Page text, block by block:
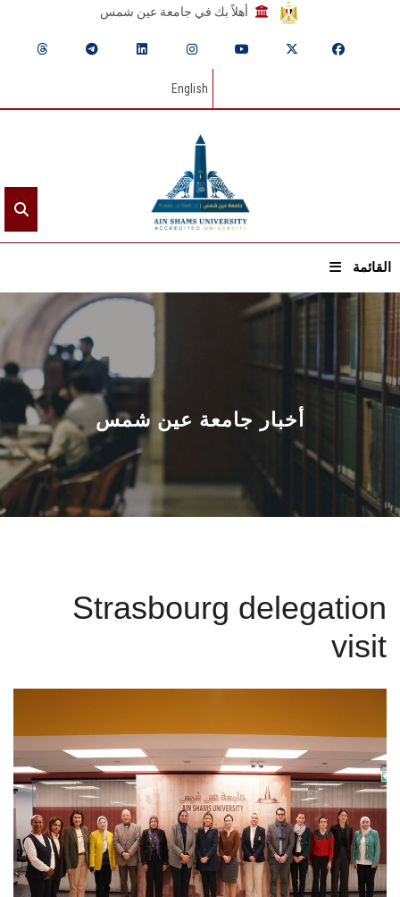
أهلاً بك في جامعة عين شمس
English
القائمة
الرئيسيـة
عن الجامعة
القطاعـات
الشئون الأكاديمية
البحث العلمي
المراكز والوحدات
تواصل معنا
الطلاب
هيئة التدريس
أخبار جامعة عين شمس
Strasbourg delegation
visit